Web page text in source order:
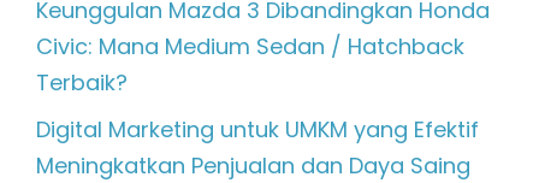
Keunggulan Mazda 3 Dibandingkan Honda
Civic: Mana Medium Sedan / Hatchback
Terbaik?
Digital Marketing untuk UMKM yang Efektif
Meningkatkan Penjualan dan Daya Saing